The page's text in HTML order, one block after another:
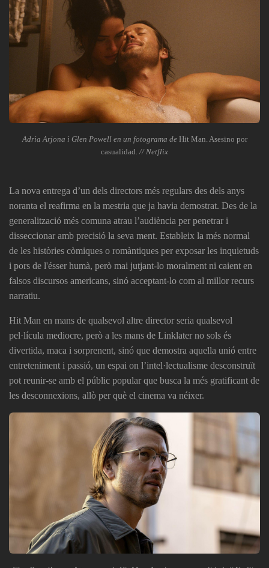
Adria Arjona i Glen Powell en un fotograma de Hit Man. Asesino por
casualidad. // Netflix
La nova entrega d’un dels directors més regulars des dels anys
noranta el reafirma en la mestria que ja havia demostrat. Des de la
generalització més comuna atrau l’audiència per penetrar i
disseccionar amb precisió la seva ment. Estableix la més normal
de les històries còmiques o romàntiques per exposar les inquietuds
i pors de l'ésser humà, però mai jutjant-lo moralment ni caient en
falsos discursos americans, sinó acceptant-lo com al millor recurs
narratiu.
Hit Man en mans de qualsevol altre director seria qualsevol
pel·lícula mediocre, però a les mans de Linklater no sols és
divertida, maca i sorprenent, sinó que demostra aquella unió entre
entreteniment i passió, un espai on l’intel·lectualisme desconstruït
pot reunir-se amb el públic popular que busca la més gratificant de
les desconnexions, allò per què el cinema va néixer.